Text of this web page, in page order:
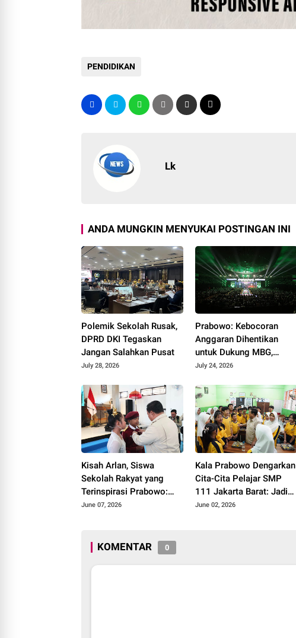
PENDIDIKAN
Lk
ANDA MUNGKIN MENYUKAI POSTINGAN INI
Polemik Sekolah Rusak,
DPRD DKI Tegaskan
Jangan Salahkan Pusat
July 28, 2026
Prabowo: Kebocoran
Anggaran Dihentikan
untuk Dukung MBG,
Pembangunan Jembatan,
July 24, 2026
Kisah Arlan, Siswa
Sekolah Rakyat yang
Terinspirasi Prabowo:
Ingin Jadi Menteri
June 07, 2026
Kala Prabowo Dengarkan
Cita-Cita Pelajar SMP
111 Jakarta Barat: Jadi
Presiden hingga Bawa
June 02, 2026
KOMENTAR 0